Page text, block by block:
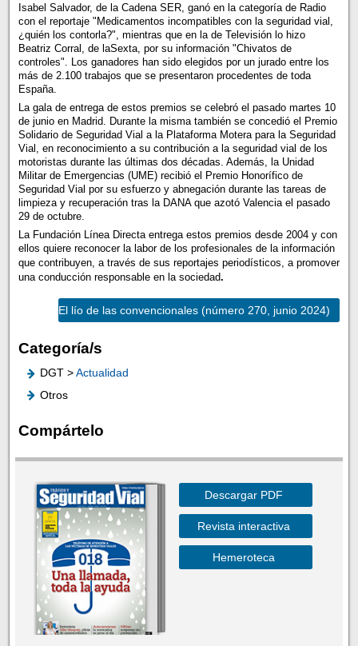
Isabel Salvador, de la Cadena SER, ganó en la categoría de Radio
con el reportaje "Medicamentos incompatibles con la seguridad vial,
¿quién los contorla?", mientras que en la de Televisión lo hizo
Beatriz Corral, de laSexta, por su información "Chivatos de
controles". Los ganadores han sido elegidos por un jurado entre los
más de 2.100 trabajos que se presentaron procedentes de toda
España.
La gala de entrega de estos premios se celebró el pasado martes 10
de junio en Madrid. Durante la misma también se concedió el Premio
Solidario de Seguridad Vial a la Plataforma Motera para la Seguridad
Vial, en reconocimiento a su contribución a la seguridad vial de los
motoristas durante las últimas dos décadas. Además, la Unidad
Militar de Emergencias (UME) recibió el Premio Honorífico de
Seguridad Vial por su esfuerzo y abnegación durante las tareas de
limpieza y recuperación tras la DANA que azotó Valencia el pasado
29 de octubre.
La Fundación Línea Directa entrega estos premios desde 2004 y con
ellos quiere reconocer la labor de los profesionales de la información
que contribuyen, a través de sus reportajes periodísticos, a promover
una conducción responsable en la sociedad.
El lío de las convencionales (número 270, junio 2024)
Categoría/s
DGT >Actualidad
Otros
Compártelo
Descargar PDF
Revista interactiva
Hemeroteca